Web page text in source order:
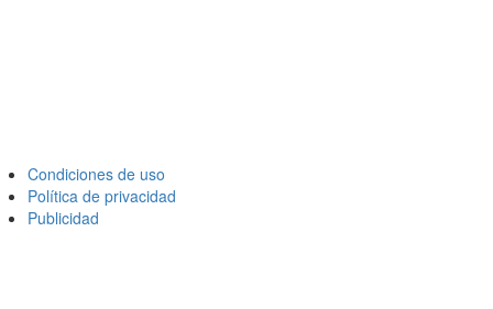
Condiciones de uso
Política de privacidad
Publicidad